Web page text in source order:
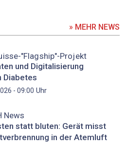
» MEHR NEWS
"Flagship"-Projekt
und Digitalisierung
Diabetes
- 09:00 Uhr
News
statt bluten: Gerät misst
in der Atemluft